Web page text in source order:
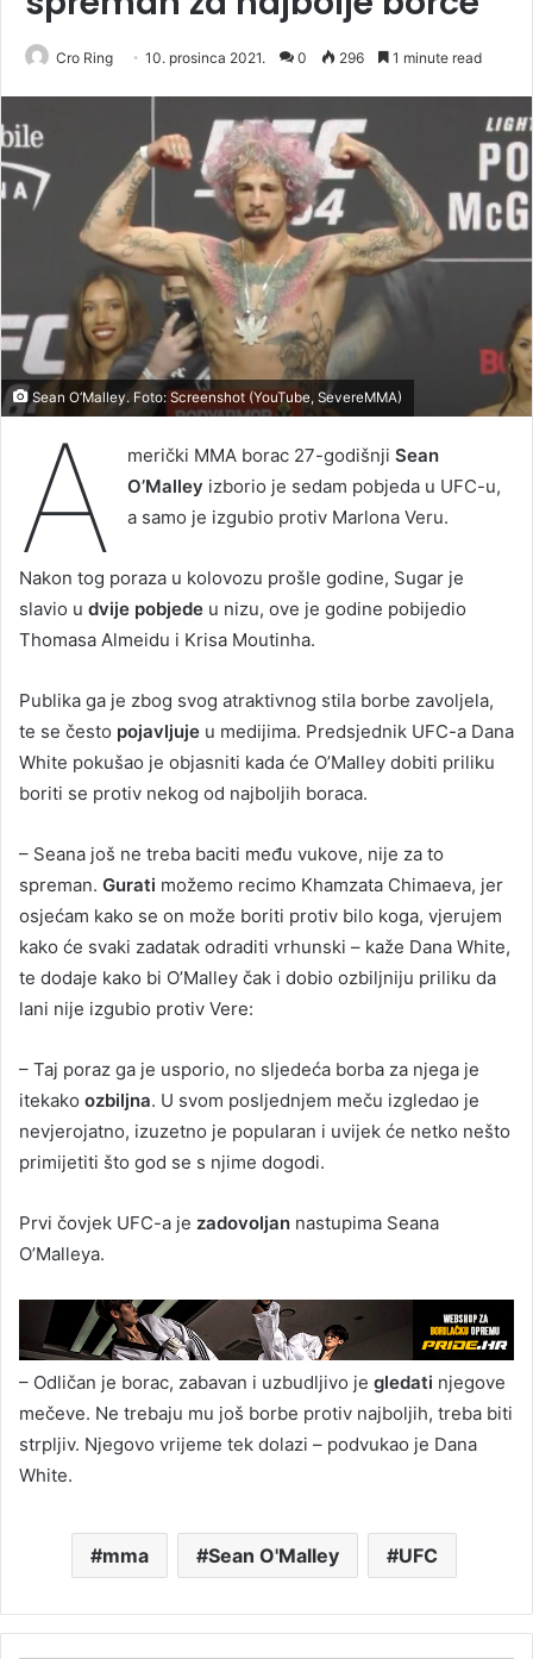
Cro Ring 10. prosinca 2021. 0 296 1 minute read
Sean O‘Malley. Foto: Screenshot (YouTube, SevereMMA)
A merički MMA borac 27-godišnji Sean
O’Malley izborio je sedam pobjeda u UFC-u,
a samo je izgubio protiv Marlona Veru.
Nakon tog poraza u kolovozu prošle godine, Sugar je
slavio u dvije pobjede u nizu, ove je godine pobijedio
Thomasa Almeidu i Krisa Moutinha.
Publika ga je zbog svog atraktivnog stila borbe zavoljela,
te se često pojavljuje u medijima. Predsjednik UFC-a Dana
White pokušao je objasniti kada će O’Malley dobiti priliku
boriti se protiv nekog od najboljih boraca.
– Seana još ne treba baciti među vukove, nije za to
spreman. Gurati možemo recimo Khamzata Chimaeva, jer
osjećam kako se on može boriti protiv bilo koga, vjerujem
kako će svaki zadatak odraditi vrhunski – kaže Dana White,
te dodaje kako bi O’Malley čak i dobio ozbiljniju priliku da
lani nije izgubio protiv Vere:
– Taj poraz ga je usporio, no sljedeća borba za njega je
itekako ozbiljna. U svom posljednjem meču izgledao je
nevjerojatno, izuzetno je popularan i uvijek će netko nešto
primijetiti što god se s njime dogodi.
Prvi čovjek UFC-a je zadovoljan nastupima Seana
O’Malleya.
– Odličan je borac, zabavan i uzbudljivo je gledati njegove
mečeve. Ne trebaju mu još borbe protiv najboljih, treba biti
strpljiv. Njegovo vrijeme tek dolazi – podvukao je Dana
White.
mma Sean O'Malley UFC